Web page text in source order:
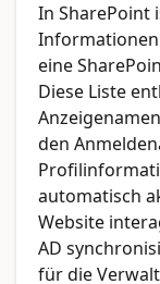
In SharePoint
eine
Diese Liste
den
automatisch
Website
AD
für die